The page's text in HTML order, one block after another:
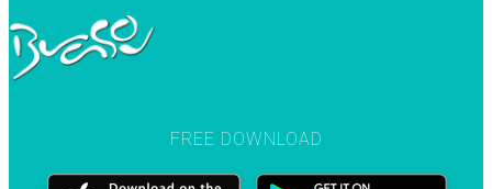
FREE DOWNLOAD